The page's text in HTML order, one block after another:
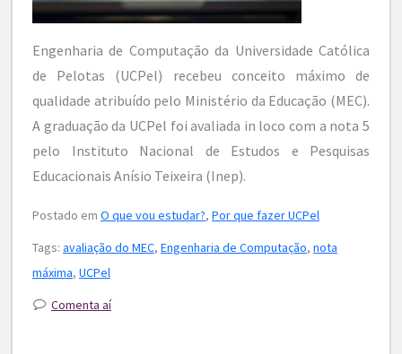
Engenharia de Computação da Universidade Católica
de Pelotas (UCPel) recebeu conceito máximo de
qualidade atribuído pelo Ministério da Educação (MEC).
A graduação da UCPel foi avaliada in loco com a nota 5
pelo Instituto Nacional de Estudos e Pesquisas
Educacionais Anísio Teixeira (Inep).
Postado em O que vou estudar?, Por que fazer UCPel
Tags: avaliação do MEC, Engenharia de Computação, nota
máxima, UCPel
Comenta aí